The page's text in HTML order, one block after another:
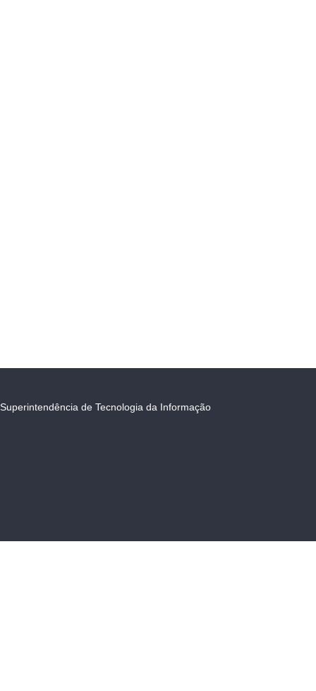
Superintendência de Tecnologia da Informação